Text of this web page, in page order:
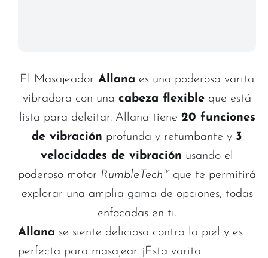
El Masajeador Allana es una poderosa varita
vibradora con una cabeza flexible que está
lista para deleitar. Allana tiene 20 funciones
de vibración profunda y retumbante y 3
velocidades de vibración usando el
poderoso motor RumbleTech™ que te permitirá
explorar una amplia gama de opciones, todas
enfocadas en ti.
Allana se siente deliciosa contra la piel y es
perfecta para masajear. ¡Esta varita